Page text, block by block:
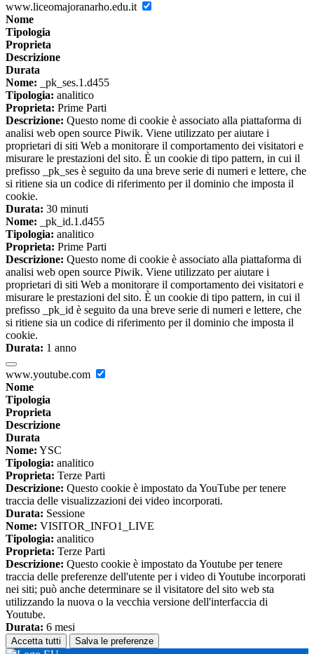
www.liceomajoranarho.edu.it
Nome
Tipologia
Proprieta
Descrizione
Durata
Nome: _pk_ses.1.d455
Tipologia: analitico
Proprieta: Prime Parti
Descrizione: Questo nome di cookie è associato alla piattaforma di
analisi web open source Piwik. Viene utilizzato per aiutare i
proprietari di siti Web a monitorare il comportamento dei visitatori e
misurare le prestazioni del sito. È un cookie di tipo pattern, in cui il
prefisso _pk_ses è seguito da una breve serie di numeri e lettere, che
si ritiene sia un codice di riferimento per il dominio che imposta il
cookie.
Durata: 30 minuti
Nome: _pk_id.1.d455
Tipologia: analitico
Proprieta: Prime Parti
Descrizione: Questo nome di cookie è associato alla piattaforma di
analisi web open source Piwik. Viene utilizzato per aiutare i
proprietari di siti Web a monitorare il comportamento dei visitatori e
misurare le prestazioni del sito. È un cookie di tipo pattern, in cui il
prefisso _pk_id è seguito da una breve serie di numeri e lettere, che
si ritiene sia un codice di riferimento per il dominio che imposta il
cookie.
Durata: 1 anno
www.youtube.com
Nome
Tipologia
Proprieta
Descrizione
Durata
Nome: YSC
Tipologia: analitico
Proprieta: Terze Parti
Descrizione: Questo cookie è impostato da YouTube per tenere
traccia delle visualizzazioni dei video incorporati.
Durata: Sessione
Nome: VISITOR_INFO1_LIVE
Tipologia: analitico
Proprieta: Terze Parti
Descrizione: Questo cookie è impostato da Youtube per tenere
traccia delle preferenze dell'utente per i video di Youtube incorporati
nei siti; può anche determinare se il visitatore del sito web sta
utilizzando la nuova o la vecchia versione dell'interfaccia di
Youtube.
Durata: 6 mesi
Accetta tutti Salva le preferenze